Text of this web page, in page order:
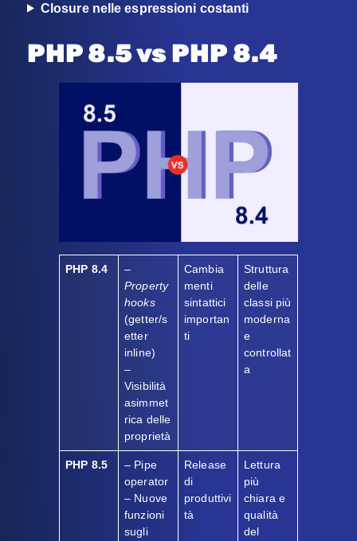
Closure nelle espressioni costanti
PHP 8.5 vs PHP 8.4
PHP 8.4
–
Property
hooks
(getter/s
etter
inline)
–
Visibilità
asimmet
rica delle
proprietà
Cambia
menti
sintattici
importan
ti
Struttura
delle
classi più
moderna
e
controllat
a
PHP 8.5
– Pipe
operator
– Nuove
funzioni
sugli
Release
di
produttivi
tà
Lettura
più
chiara e
qualità
del